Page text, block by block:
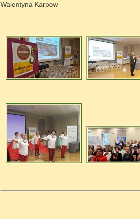
Walentyna Karpow